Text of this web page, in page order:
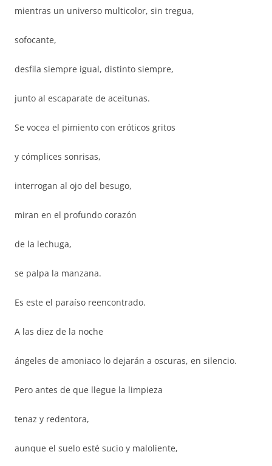
mientras un universo multicolor, sin tregua,
sofocante,
desfila siempre igual, distinto siempre,
junto al escaparate de aceitunas.
Se vocea el pimiento con eróticos gritos
y cómplices sonrisas,
interrogan al ojo del besugo,
miran en el profundo corazón
de la lechuga,
se palpa la manzana.
Es este el paraíso reencontrado.
A las diez de la noche
ángeles de amoniaco lo dejarán a oscuras, en silencio.
Pero antes de que llegue la limpieza
tenaz y redentora,
aunque el suelo esté sucio y maloliente,